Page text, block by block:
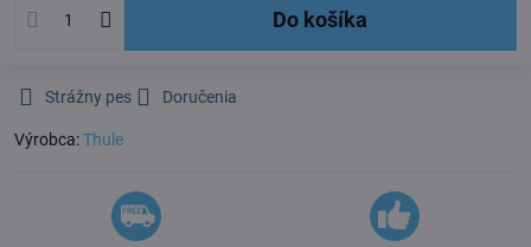
Do košíka
Strážny pes Doručenia
Výrobca:Thule